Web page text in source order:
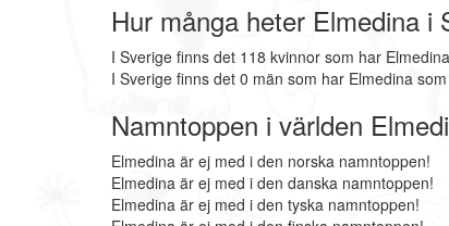
Hur många heter Elmedina i
I Sverige finns det 118 kvinnor som har
I Sverige finns det 0 män som har Elmedina
Namntoppen i världen
Elmedina är ej med i den norska namntoppen!
Elmedina är ej med i den danska namntoppen!
Elmedina är ej med i den tyska namntoppen!